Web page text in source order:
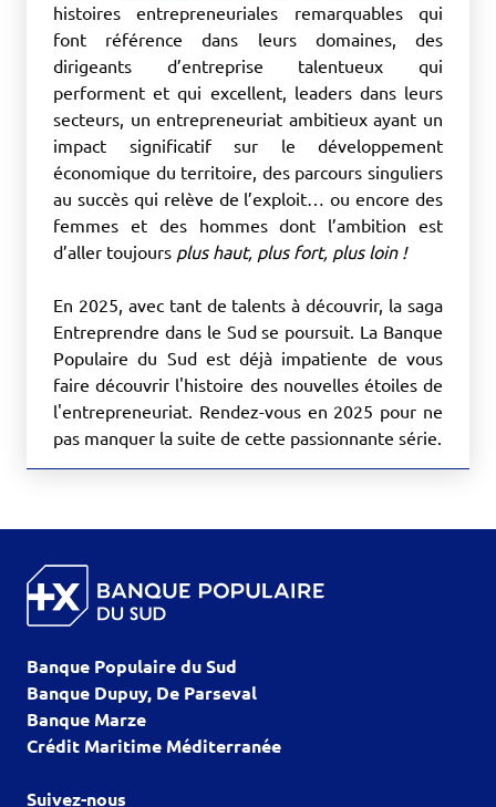
histoires entrepreneuriales remarquables qui
font référence dans leurs domaines, des
dirigeants d’entreprise talentueux qui
performent et qui excellent, leaders dans leurs
secteurs, un entrepreneuriat ambitieux ayant un
impact significatif sur le développement
économique du territoire, des parcours singuliers
au succès qui relève de l’exploit… ou encore des
femmes et des hommes dont l’ambition est
d’aller toujours plus haut, plus fort, plus loin !
En 2025, avec tant de talents à découvrir, la saga
Entreprendre dans le Sud se poursuit. La Banque
Populaire du Sud est déjà impatiente de vous
faire découvrir l'histoire des nouvelles étoiles de
l'entrepreneuriat. Rendez-vous en 2025 pour ne
pas manquer la suite de cette passionnante série.
Banque Populaire du Sud
Banque Dupuy, De Parseval
Banque Marze
Crédit Maritime Méditerranée
Suivez-nous